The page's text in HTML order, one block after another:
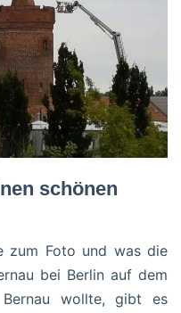
schönen
zum Foto und was die
bei Berlin auf dem
wollte, gibt es